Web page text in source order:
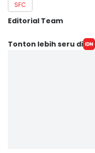
SFC
Editorial Team
Editor
Tonton lebih seru di